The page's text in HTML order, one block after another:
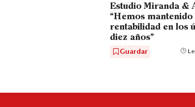
Estudio Miranda &
“Hemos mantenido
rentabilidad en los
diez años”
Guardar